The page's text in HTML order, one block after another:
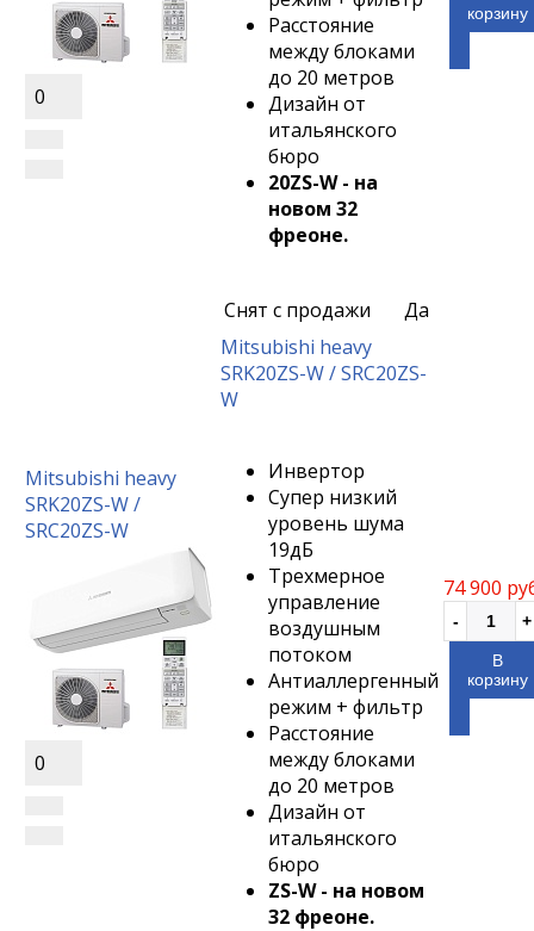
0
Расстояние
между блоками
до 20 метров
Дизайн от
итальянского
бюро
20ZS-W - на
новом 32
фреоне.
Снят с продажи Да
корзину
Mitsubishi heavy
SRK20ZS-W /
SRC20ZS-W
0
Mitsubishi heavy
SRK20ZS-W / SRC20ZS-
W
Инвертор
Супер низкий
уровень шума
19дБ
Трехмерное
управление
воздушным
потоком
Антиаллергенный
режим + фильтр
Расстояние
между блоками
до 20 метров
Дизайн от
итальянского
бюро
ZS-W - на новом
32 фреоне.
74 900
В
корзину